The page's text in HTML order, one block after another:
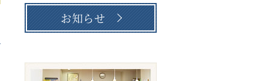
お知らせ